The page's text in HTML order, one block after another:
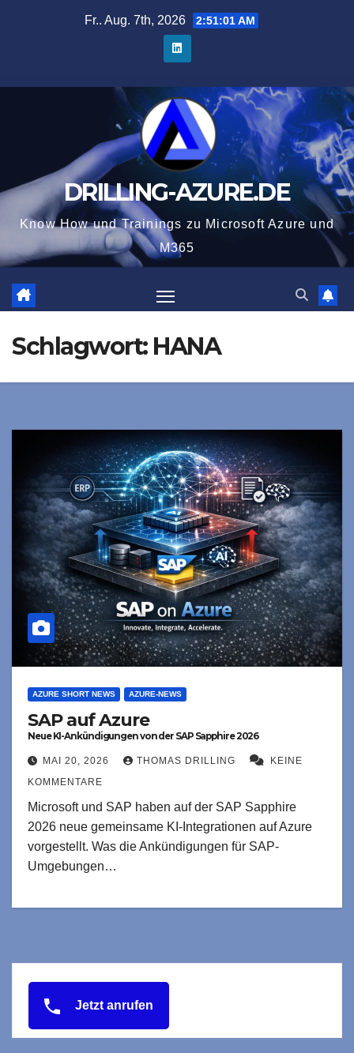
Fr.. Aug. 7th, 2026 2:51:02 AM
DRILLING-AZURE.DE
Know How und Trainings zu Microsoft Azure und
M365
Schlagwort: HANA
AZURE SHORT NEWS AZURE-NEWS
SAP auf Azure
Neue KI-Ankündigungen von der SAP Sapphire 2026
MAI 20, 2026 THOMAS DRILLING
KEINE
KOMMENTARE
Microsoft und SAP haben auf der SAP Sapphire
2026 neue gemeinsame KI-Integrationen auf Azure
vorgestellt. Was die Ankündigungen für SAP-
Umgebungen…
Jetzt anrufen